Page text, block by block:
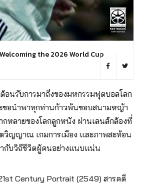
the 2026 World Cup
อนรับการมาถึงของมหกรรมฟุตบอลโลก
ขอนำพาทุกท่านก้าวพ้นขอบสนามหญ้า
กหลายของโลกลูกหนัง ผ่านเลนส์กล้องที่
วิญญาณ เกมการเมือง และภาพสะท้อน
กับวิถีชีวิตผู้คนอย่างแนบแน่น
Century Portrait (2549) สารคดี